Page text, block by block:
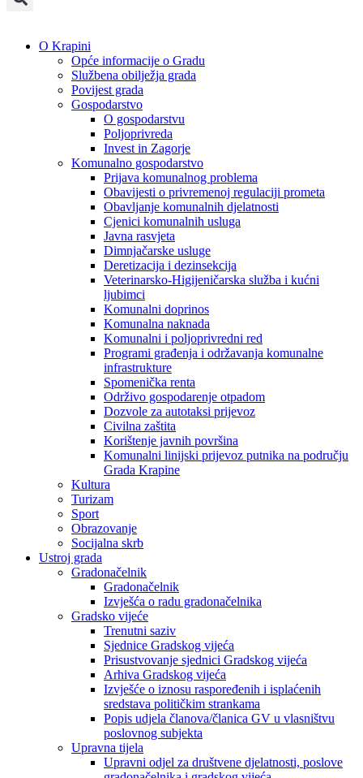
O Krapini
Opće informacije o Gradu
Službena obilježja grada
Povijest grada
Gospodarstvo
O gospodarstvu
Poljoprivreda
Invest in Zagorje
Komunalno gospodarstvo
Prijava komunalnog problema
Obavijesti o privremenoj regulaciji prometa
Obavljanje komunalnih djelatnosti
Cjenici komunalnih usluga
Javna rasvjeta
Dimnjačarske usluge
Deretizacija i dezinsekcija
Veterinarsko-Higijeničarska služba i kućni
ljubimci
Komunalni doprinos
Komunalna naknada
Komunalni i poljoprivredni red
Programi građenja i održavanja komunalne
infrastrukture
Spomenička renta
Održivo gospodarenje otpadom
Dozvole za autotaksi prijevoz
Civilna zaštita
Korištenje javnih površina
Komunalni linijski prijevoz putnika na području
Grada Krapine
Kultura
Turizam
Sport
Obrazovanje
Socijalna skrb
Ustroj grada
Gradonačelnik
Gradonačelnik
Izvješća o radu gradonačelnika
Gradsko vijeće
Trenutni saziv
Sjednice Gradskog vijeća
Prisustvovanje sjednici Gradskog vijeća
Arhiva Gradskog vijeća
Izvješće o iznosu raspoređenih i isplaćenih
sredstava političkim strankama
Popis udjela članova/članica GV u vlasništvu
poslovnog subjekta
Upravna tijela
Upravni odjel za društvene djelatnosti, poslove